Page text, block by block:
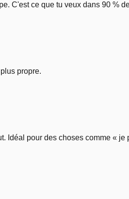
C'est ce que tu veux dans 90 %
propre.
Idéal pour des choses comme «